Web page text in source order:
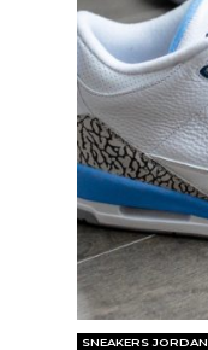
SNEAKERS JORDAN